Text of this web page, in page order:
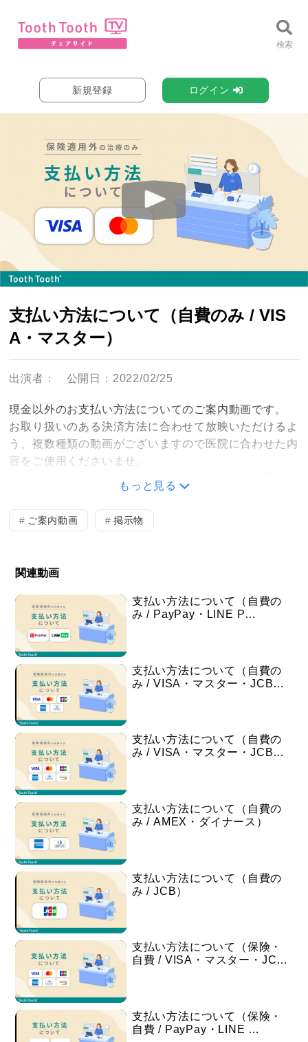
新規登録 ログイン
支払い方法について（自費のみ / VIS
A・マスター）
出演者： 公開日：2022/02/25
現金以外のお支払い方法についてのご案内動画です。
お取り扱いのある決済方法に合わせて放映いただけるよ
う、複数種類の動画がございますので医院に合わせた内
容をご使用くださいませ。
こちらの動画ではクレジットカードのお知らせを致しま
内容は以下の通りです。
もっと見る
ご案内動画 掲示物
関連動画
支払い方法について（自費の
み / PayPay・LINE P…
支払い方法について（自費の
み / VISA・マスター・JCB…
支払い方法について（自費の
み / VISA・マスター・JCB…
支払い方法について（自費の
み / AMEX・ダイナース）
支払い方法について（自費の
み / JCB）
支払い方法について（保険・
自費 / VISA・マスター・JC…
支払い方法について（保険・
自費 / PayPay・LINE …